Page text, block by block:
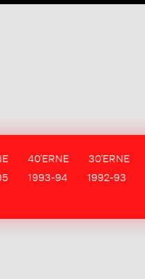
40'ERNE 30'ERNE
1993-94 1992-93